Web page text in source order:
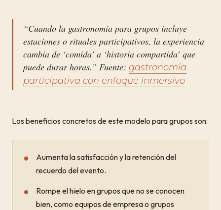
“Cuando la gastronomía para grupos incluye
estaciones o rituales participativos, la experiencia
cambia de ‘comida’ a ‘historia compartida’ que
puede durar horas.” Fuente: gastronomía
participativa con enfoque inmersivo
Los beneficios concretos de este modelo para grupos son:
Aumenta la satisfacción y la retención del
recuerdo del evento.
Rompe el hielo en grupos que no se conocen
bien, como equipos de empresa o grupos